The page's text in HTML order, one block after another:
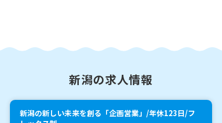
新潟の求人情報
新潟の新しい未来を創る「企画営業」/年休123日/フ